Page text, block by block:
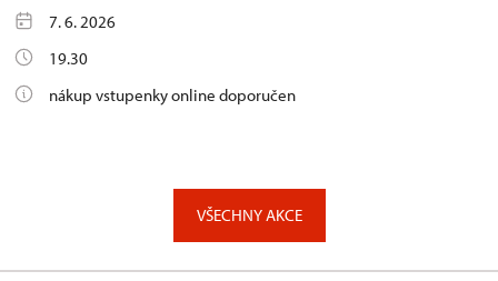
7. 6. 2026
19.30
nákup vstupenky online doporučen
VŠECHNY AKCE